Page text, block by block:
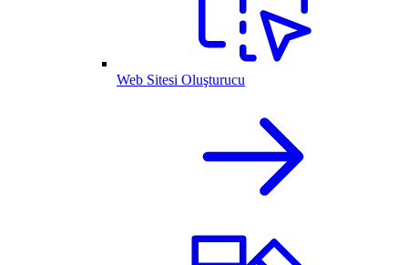
Web Sitesi Oluşturucu